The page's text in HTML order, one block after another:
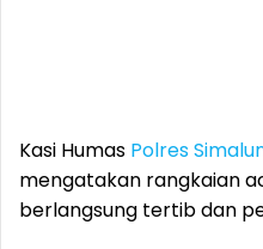
Kasi Humas Polres
mengatakan rangkaian
berlangsung tertib dan